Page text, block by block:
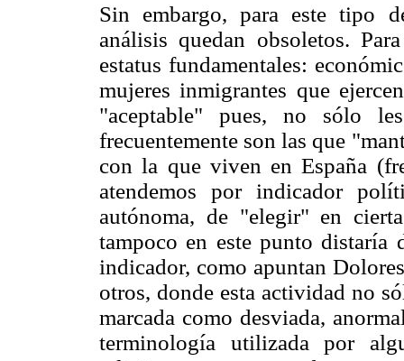
Sin embargo, para este tipo
análisis quedan obsoletos.
estatus fundamentales:
mujeres inmigrantes que
"aceptable" pues, no sólo
frecuentemente son las que
con la que viven en España
atendemos por indicador
autónoma, de "elegir" en
tampoco en este punto
indicador, como apuntan
otros, donde esta actividad no
marcada como desviada,
terminología utilizada por